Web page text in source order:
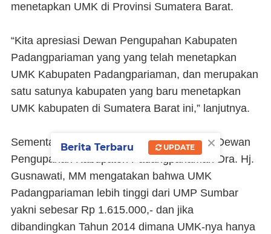
menetapkan UMK di Provinsi Sumatera Barat.
“Kita apresiasi Dewan Pengupahan Kabupaten
Padangpariaman yang yang telah menetapkan
UMK Kabupaten Padangpariaman, dan merupakan
satu satunya kabupaten yang baru menetapkan
UMK kabupaten di Sumatera Barat ini,” lanjutnya.
Sementara itu, Kepala Dinsosnaker/Ketua Dewan
Pengupahan Kabupaten Padangpariaman Dra. Hj.
Gusnawati, MM mengatakan bahwa UMK
Padangpariaman lebih tinggi dari UMP Sumbar
yakni sebesar Rp 1.615.000,- dan jika
dibandingkan Tahun 2014 dimana UMK-nya hanya
×
Berita Terbaru UPDATE